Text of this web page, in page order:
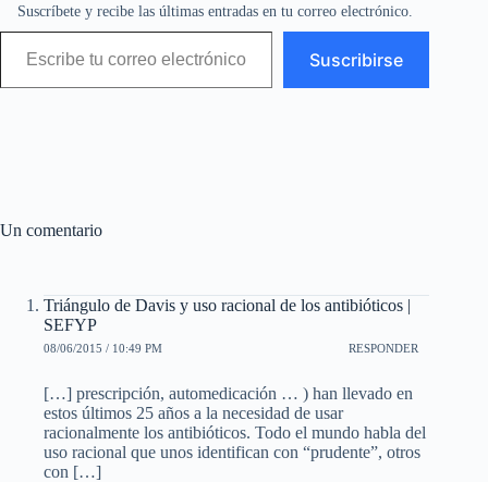
Suscríbete y recibe las últimas entradas en tu correo electrónico.
Escribe tu correo electrónico…
Suscribirse
Un comentario
Triángulo de Davis y uso racional de los antibióticos |
SEFYP
08/06/2015 / 10:49 PM RESPONDER
[…] prescripción, automedicación … ) han llevado en
estos últimos 25 años a la necesidad de usar
racionalmente los antibióticos. Todo el mundo habla del
uso racional que unos identifican con “prudente”, otros
con […]